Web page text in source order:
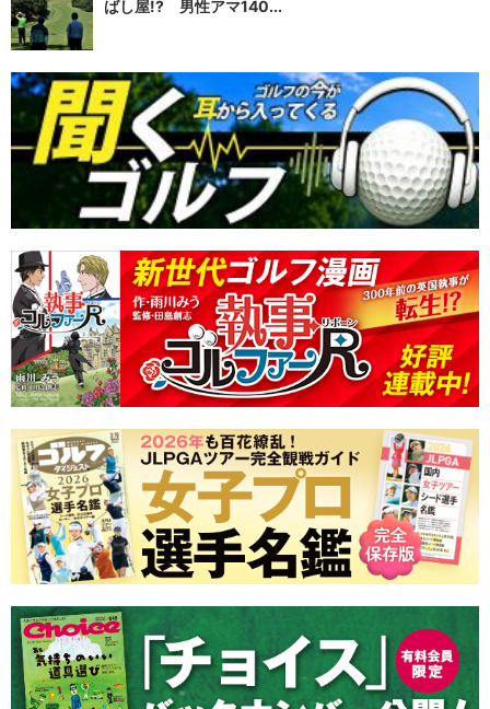
ばし屋!? 男性アマ140...